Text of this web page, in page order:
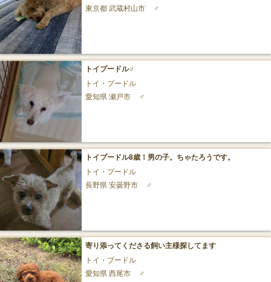
東京都 武蔵村山市
♂
トイプードル♂️
トイ・プードル
愛知県 瀬戸市
♂
トイプードル8歳！男の子。ちゃたろうです。
トイ・プードル
長野県 安曇野市
♂
寄り添ってくださる飼い主様探してます
トイ・プードル
愛知県 西尾市
♂